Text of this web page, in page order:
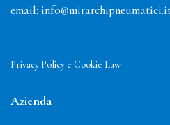
email:
Privacy Policy e Cookie Law
Azienda